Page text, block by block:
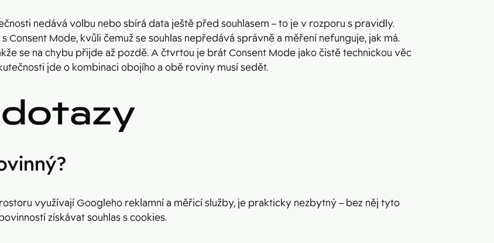
nedává volbu nebo sbírá data ještě před souhlasem – to je v rozporu s pravidly.
Mode, kvůli čemuž se souhlas nepředává správně a měření nefunguje, jak má.
se na chybu přijde až pozdě. A čtvrtou je brát Consent Mode jako čistě technickou věc
jde o kombinaci obojího a obě roviny musí sedět.
využívají Googleho reklamní a měřicí služby, je prakticky nezbytný – bez něj tyto
získávat souhlas s cookies.